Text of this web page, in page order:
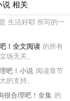
说 相关
是 生活好耶 所写的一
！全文阅读 的所有
场无关。
吧！小说 阅读章节
的支持。
很合理吧！全集 的